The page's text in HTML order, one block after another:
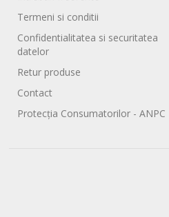
Termeni si conditii
Confidentialitatea si securitatea
datelor
Retur produse
Contact
Protecția Consumatorilor - ANPC